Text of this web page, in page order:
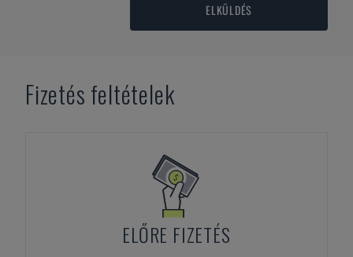
ELKÜLDÉS
Fizetés feltételek
ELŐRE FIZETÉS